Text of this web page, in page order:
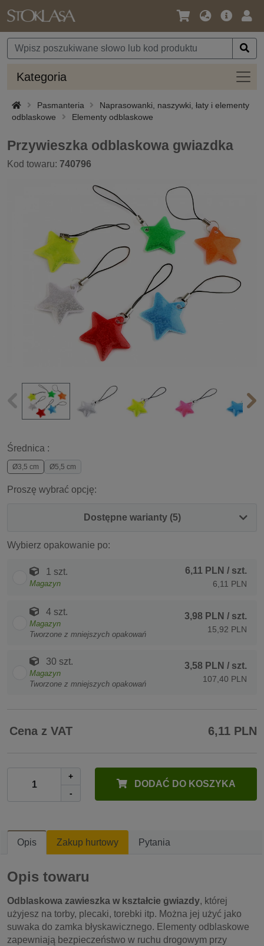
Język
Waluta
Oferta
Kategoria
Pasmanteria
Naprasowanki, naszywki, łaty i elementy
odblaskowe
Elementy odblaskowe
Przywieszka odblaskowa gwiazdka
Kod towaru: 740796
Średnica :
Ø3,5 cm Ø5,5 cm
Proszę wybrać opcję:
Dostępne warianty (5)
Wybierz opakowanie po:
1 szt.
Magazyn
6,11 PLN / szt.
6,11 PLN
4 szt.
Magazyn
Tworzone z mniejszych opakowań
3,98 PLN / szt.
15,92 PLN
30 szt.
Magazyn
Tworzone z mniejszych opakowań
3,58 PLN / szt.
107,40 PLN
Cena z VAT 6,11 PLN
+
-
DODAĆ DO KOSZYKA
Opis Zakup hurtowy Pytania
Opis towaru
Odblaskowa zawieszka w kształcie gwiazdy, której
użyjesz na torby, plecaki, torebki itp. Można jej użyć jako
suwaka do zamka błyskawicznego. Elementy odblaskowe
zapewniają bezpieczeństwo w ruchu drogowym przy